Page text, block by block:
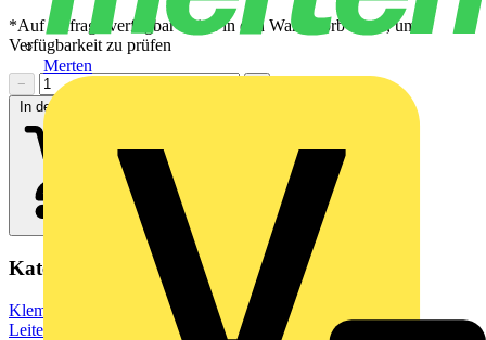
Merten
*Auf Anfrage verfügbar - bitte in den Warenkorb legen, um
Verfügbarkeit zu prüfen
−
In den Warenkorb
Kategorien
Klemmen, Steckverbinder & Verbindungselemente
Leiterplattensteckverbinder